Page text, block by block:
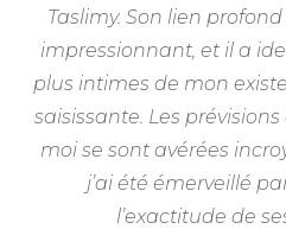
Taslimy. Son lien
impressionnant, et il a
plus intimes de mon
saisissante. Les
moi se sont avérées
j’ai été émerveillé
l’exactitude de